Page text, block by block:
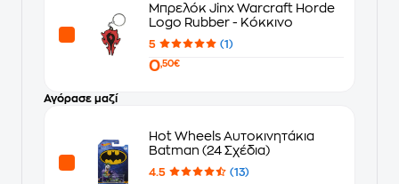
Μπρελόκ Jinx Warcraft Horde
Logo Rubber - Κόκκινο
5 (1)
0,50€
Αγόρασε μαζί
Hot Wheels Αυτοκινητάκια
Batman (24 Σχέδια)
4.5 (13)